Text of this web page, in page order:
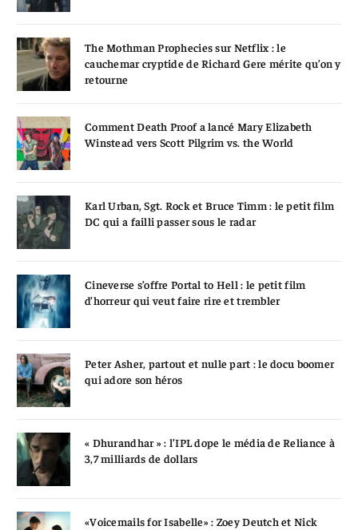
The Mothman Prophecies sur Netflix : le
cauchemar cryptide de Richard Gere mérite qu’on y
retourne
Comment Death Proof a lancé Mary Elizabeth
Winstead vers Scott Pilgrim vs. the World
Karl Urban, Sgt. Rock et Bruce Timm : le petit film
DC qui a failli passer sous le radar
Cineverse s’offre Portal to Hell : le petit film
d’horreur qui veut faire rire et trembler
Peter Asher, partout et nulle part : le docu boomer
qui adore son héros
« Dhurandhar » : l’IPL dope le média de Reliance à
3,7 milliards de dollars
«Voicemails for Isabelle» : Zoey Deutch et Nick